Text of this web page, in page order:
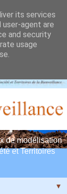
de modélisation
et Territoires
▼
its services
user-agent are
and security
usage